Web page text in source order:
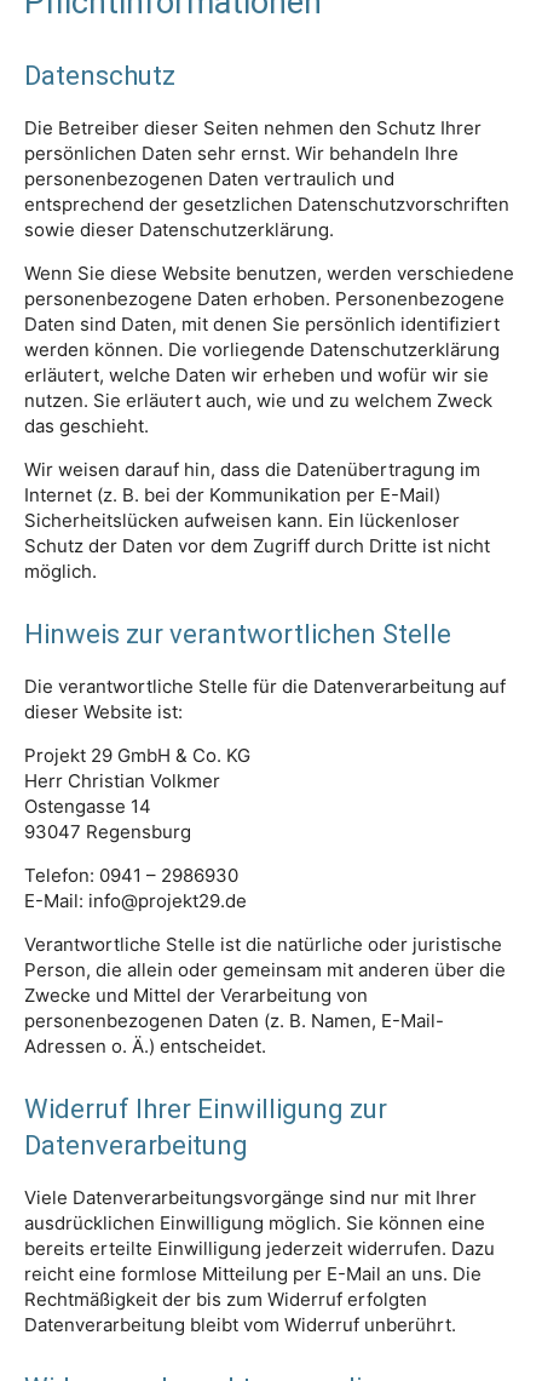
Datenschutz
Die Betreiber dieser Seiten nehmen den Schutz Ihrer
persönlichen Daten sehr ernst. Wir behandeln Ihre
personenbezogenen Daten vertraulich und
entsprechend der gesetzlichen Datenschutzvorschriften
sowie dieser Datenschutzerklärung.
Wenn Sie diese Website benutzen, werden verschiedene
personenbezogene Daten erhoben. Personenbezogene
Daten sind Daten, mit denen Sie persönlich identifiziert
werden können. Die vorliegende Datenschutzerklärung
erläutert, welche Daten wir erheben und wofür wir sie
nutzen. Sie erläutert auch, wie und zu welchem Zweck
das geschieht.
Wir weisen darauf hin, dass die Datenübertragung im
Internet (z. B. bei der Kommunikation per E-Mail)
Sicherheitslücken aufweisen kann. Ein lückenloser
Schutz der Daten vor dem Zugriff durch Dritte ist nicht
möglich.
Hinweis zur verantwortlichen Stelle
Die verantwortliche Stelle für die Datenverarbeitung auf
dieser Website ist:
Projekt 29 GmbH & Co. KG
Herr Christian Volkmer
Ostengasse 14
93047 Regensburg
Telefon: 0941 – 2986930
E-Mail: info@projekt29.de
Verantwortliche Stelle ist die natürliche oder juristische
Person, die allein oder gemeinsam mit anderen über die
Zwecke und Mittel der Verarbeitung von
personenbezogenen Daten (z. B. Namen, E-Mail-
Adressen o. Ä.) entscheidet.
Widerruf Ihrer Einwilligung zur
Datenverarbeitung
Viele Datenverarbeitungsvorgänge sind nur mit Ihrer
ausdrücklichen Einwilligung möglich. Sie können eine
bereits erteilte Einwilligung jederzeit widerrufen. Dazu
reicht eine formlose Mitteilung per E-Mail an uns. Die
Rechtmäßigkeit der bis zum Widerruf erfolgten
Datenverarbeitung bleibt vom Widerruf unberührt.